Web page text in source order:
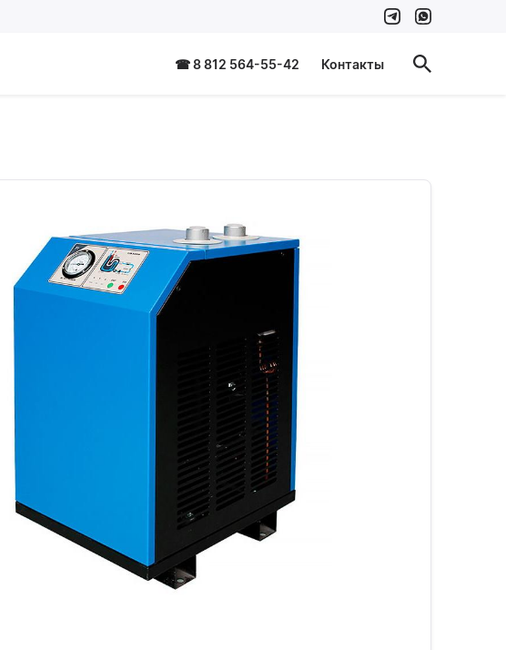
☎ 8 812 564-55-42 Контакты